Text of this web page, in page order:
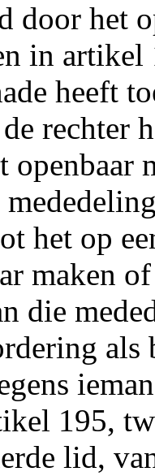
door het
in artikel
heeft
rechter
openbaar
het op
maken
die
als
195,
lid,